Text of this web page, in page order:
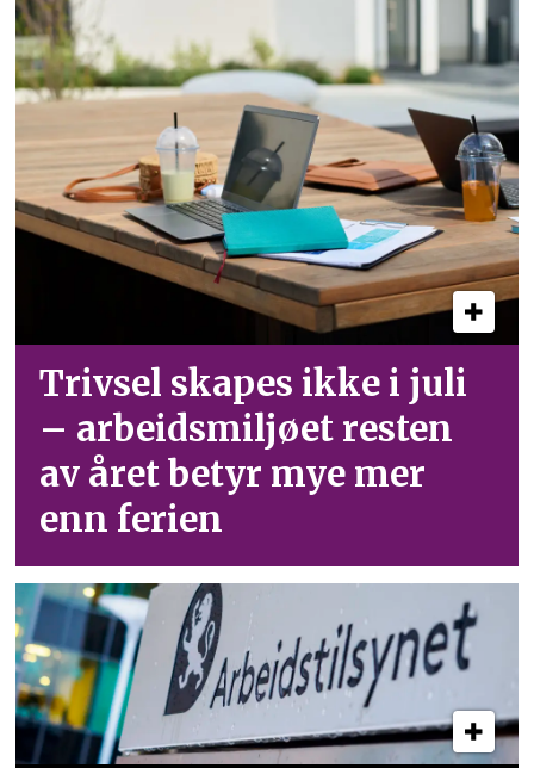
Trivsel skapes ikke i juli
– arbeid­smiljøet resten
av året betyr mye mer
enn ferien